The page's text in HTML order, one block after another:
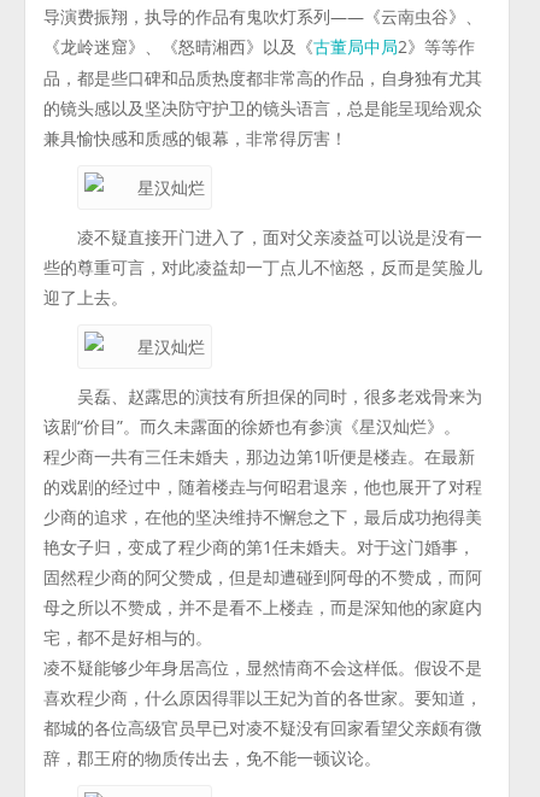
导演费振翔，执导的作品有鬼吹灯系列——《云南虫谷》、
《龙岭迷窟》、《怒晴湘西》以及《古董局中局2》等等作
品，都是些口碑和品质热度都非常高的作品，自身独有尤其
的镜头感以及坚决防守护卫的镜头语言，总是能呈现给观众
兼具愉快感和质感的银幕，非常得厉害！
凌不疑直接开门进入了，面对父亲凌益可以说是没有一
些的尊重可言，对此凌益却一丁点儿不恼怒，反而是笑脸儿
迎了上去。
吴磊、赵露思的演技有所担保的同时，很多老戏骨来为
该剧“价目”。而久未露面的徐娇也有参演《星汉灿烂》。
程少商一共有三任未婚夫，那边边第1听便是楼垚。在最新
的戏剧的经过中，随着楼垚与何昭君退亲，他也展开了对程
少商的追求，在他的坚决维持不懈怠之下，最后成功抱得美
艳女子归，变成了程少商的第1任未婚夫。对于这门婚事，
固然程少商的阿父赞成，但是却遭碰到阿母的不赞成，而阿
母之所以不赞成，并不是看不上楼垚，而是深知他的家庭内
宅，都不是好相与的。
凌不疑能够少年身居高位，显然情商不会这样低。假设不是
喜欢程少商，什么原因得罪以王妃为首的各世家。要知道，
都城的各位高级官员早已对凌不疑没有回家看望父亲颇有微
辞，郡王府的物质传出去，免不能一顿议论。